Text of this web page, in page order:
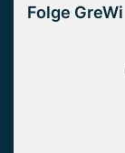
Folge GreWi